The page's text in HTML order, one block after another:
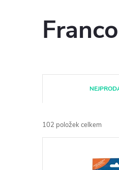
a
z
102 položek celkem